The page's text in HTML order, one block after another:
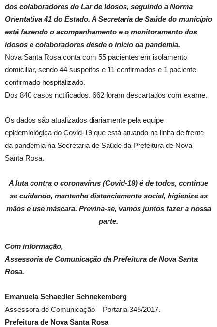
dos colaboradores do Lar de Idosos, seguindo a Norma
Orientativa 41 do Estado. A Secretaria de Saúde do município
está fazendo o acompanhamento e o monitoramento dos
idosos e colaboradores desde o início da pandemia.
Nova Santa Rosa conta com 55 pacientes em isolamento
domiciliar, sendo 44 suspeitos e 11 confirmados e 1 paciente
confirmado hospitalizado.
Dos 840 casos notificados, 662 foram descartados com exame.
Os dados são atualizados diariamente pela equipe
epidemiológica do Covid-19 que está atuando na linha de frente
da pandemia na Secretaria de Saúde da Prefeitura de Nova
Santa Rosa.
A luta contra o coronavírus (Covid-19) é de todos, continue
se cuidando, mantenha distanciamento social, higienize as
mãos e use máscara. Previna-se, vamos juntos fazer a nossa
parte.
Com informação,
Assessoria de Comunicação da Prefeitura de Nova Santa
Rosa.
Emanuela Schaedler Schnekemberg
Assessora de Comunicação – Portaria 345/2017.
Prefeitura de Nova Santa Rosa